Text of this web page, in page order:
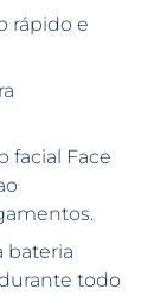
rápido e
facial Face
bateria
todo